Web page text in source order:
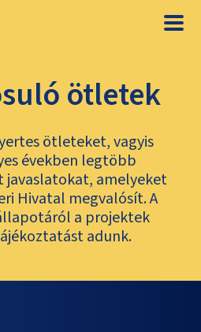
ötletek
ötleteket, vagyis
években legtöbb
amelyeket
Hivatal megvalósít. A
a projektek
adunk.